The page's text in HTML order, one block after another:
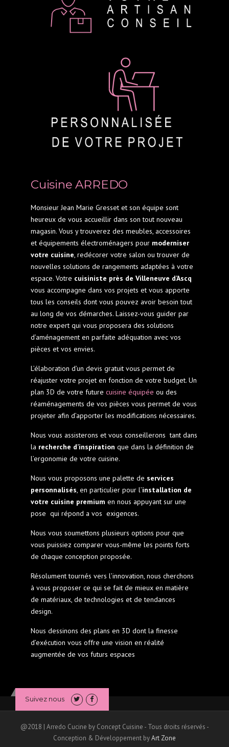
Cuisine ARREDO
Monsieur Jean Marie Gresset et son équipe sont
heureux de vous accueillir dans son tout nouveau
magasin. Vous y trouverez des meubles, accessoires
et équipements électroménagers pour moderniser
votre cuisine, redécorer votre salon ou trouver de
nouvelles solutions de rangements adaptées à votre
espace. Votre cuisiniste près de Villeneuve d’Ascq
vous accompagne dans vos projets et vous apporte
tous les conseils dont vous pouvez avoir besoin tout
au long de vos démarches. Laissez-vous guider par
notre expert qui vous proposera des solutions
d’aménagement en parfaite adéquation avec vos
pièces et vos envies.
L’élaboration d’un devis gratuit vous permet de
réajuster votre projet en fonction de votre budget. Un
plan 3D de votre future cuisine équipée ou des
réaménagements de vos pièces vous permet de vous
projeter afin d’apporter les modifications nécessaires.
Nous vous assisterons et vous conseillerons tant dans
la recherche d’inspiration que dans la définition de
l’ergonomie de votre cuisine.
Nous vous proposons une palette de services
personnalisés, en particulier pour l’installation de
votre cuisine premium en nous appuyant sur une
pose qui répond a vos exigences.
Nous vous soumettons plusieurs options pour que
vous puissiez comparer vous-même les points forts
de chaque conception proposée.
Résolument tournés vers l’innovation, nous cherchons
à vous proposer ce qui se fait de mieux en matière
de matériaux, de technologies et de tendances
design.
Nous dessinons des plans en 3D dont la finesse
d’exécution vous offre une vision en réalité
augmentée de vos futurs espaces
Suivez nous
@2018 | Arredo Cucine by Concept Cuisine - Tous droits réservés -
Conception & Développement byArt Zone